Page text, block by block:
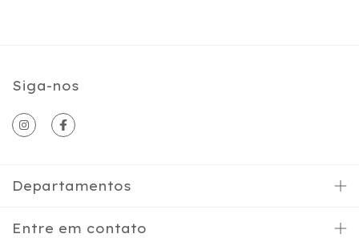
Siga-nos
Departamentos
Entre em contato